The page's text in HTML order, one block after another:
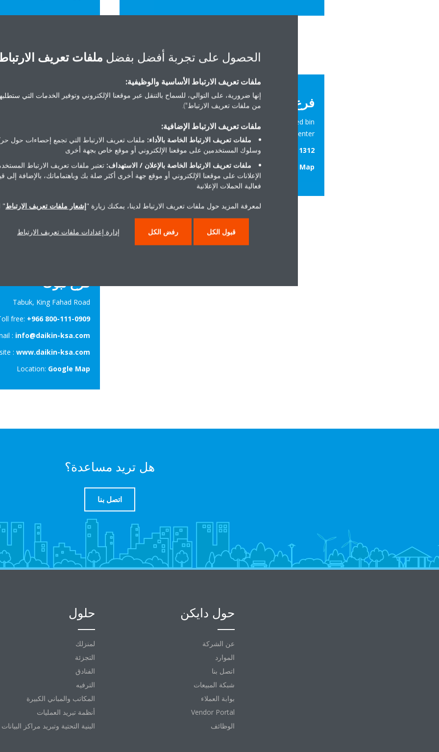
فرع جدة
Al Taher Tower-6th floor,
faisal St, Al Rawdah district
Location:Google Map
فرع الدمام
4th Floor | Ash Shatea District | Prince Mohammed bin
Fahad St | Al Shatea Business Center
Tel:+966 13 808 1312
Location:
Google Map
فرع تبوك
Tabuk, King Fahad Road
free: +966 800-111-0909
: info@daikin-ksa.com
: www.daikin-ksa.com
Location: Google Map
هل تريد مساعدة؟
اتصل بنا
حلول
لمنزلك
التجزئة
الفنادق
الترفيه
المكاتب والمباني الكبيرة
أنظمة تبريد العمليات
البنية التحتية وتبريد مراكز البيانات
حول دايكن
عن الشركة
الموارد
اتصل بنا
شبكة المبيعات
بوابة العملاء
Vendor Portal
الوظائف
الحصول على تجربة أفضل بفضل ملفات تعريف
ملفات تعريف الارتباط الأساسية والوظيفية:
إنها ضرورية، على التوالي، للسماح بالتنقل عبر موقعنا الإلكتروني وتوفير الخدمات التي
من ملفات تعريف الارتباط").
ملفات تعريف الارتباط الإضافية:
ملفات تعريف الارتباط الخاصة بالأداء: ملفات تعريف الارتباط التي تجمع إحصاءات حول
وسلوك المستخدمين على موقعنا الإلكتروني أو موقع خاص بجهة أخرى
ملفات تعريف الارتباط الخاصة بالإعلان / الاستهداف: تعتبر ملفات تعريف الارتباط
الإعلانات على موقعنا الإلكتروني أو موقع جهة أخرى أكثر صلة بك وباهتماماتك، بالإضافة إلى
فعالية الحملات الإعلانية
لمعرفة المزيد حول ملفات تعريف الارتباط لدينا، يمكنك زيارة "إشعار ملفات تعريف الارتباط"
قبول الكل رفض الكل إدارة إعدادات ملفات تعريف الارتباط